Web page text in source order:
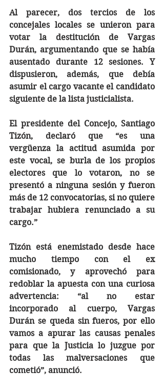
Al parecer, dos tercios de los
concejales locales se unieron para
votar la destitución de Vargas
Durán, argumentando que se había
ausentado durante 12 sesiones. Y
dispusieron, además, que debía
asumir el cargo vacante el candidato
siguiente de la lista justicialista.
El presidente del Concejo, Santiago
Tizón, declaró que “es una
vergüenza la actitud asumida por
este vocal, se burla de los propios
electores que lo votaron, no se
presentó a ninguna sesión y fueron
más de 12 convocatorias, si no quiere
trabajar hubiera renunciado a su
cargo.”
Tizón está enemistado desde hace
mucho tiempo con el ex
comisionado, y aprovechó para
redoblar la apuesta con una curiosa
advertencia: “al no estar
incorporado al cuerpo, Vargas
Durán se queda sin fueros, por ello
vamos a apurar las causas penales
para que la Justicia lo juzgue por
todas las malversaciones que
cometió”, anunció.